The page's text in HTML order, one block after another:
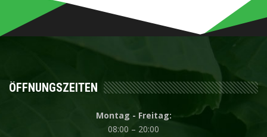
ÖFFNUNGSZEITEN
Montag - Freitag:
08:00 – 20:00